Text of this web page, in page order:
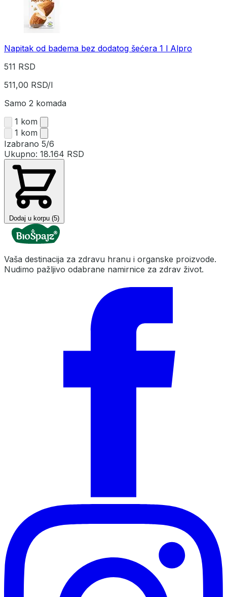
Napitak od badema bez dodatog šećera 1 l Alpro
511 RSD
511,00 RSD/l
Samo 2 komada
1 kom
1 kom
Izabrano 5/6
Ukupno: 18.164 RSD
Dodaj u korpu (5)
Vaša destinacija za zdravu hranu i organske proizvode.
Nudimo pažljivo odabrane namirnice za zdrav život.